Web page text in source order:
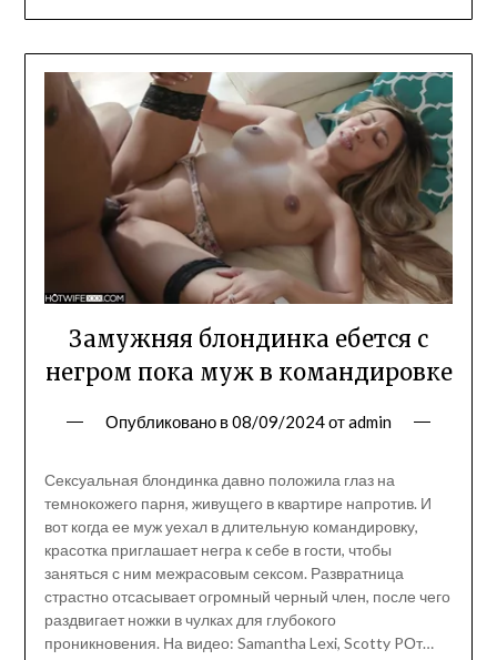
Замужняя блондинка ебется с
негром пока муж в командировке
Опубликовано в08/09/2024отadmin
Сексуальная блондинка давно положила глаз на
темнокожего парня, живущего в квартире напротив. И
вот когда ее муж уехал в длительную командировку,
красотка приглашает негра к себе в гости, чтобы
заняться с ним межрасовым сексом. Развратница
страстно отсасывает огромный черный член, после чего
раздвигает ножки в чулках для глубокого
проникновения. На видео: Samantha Lexi, Scotty PОт…